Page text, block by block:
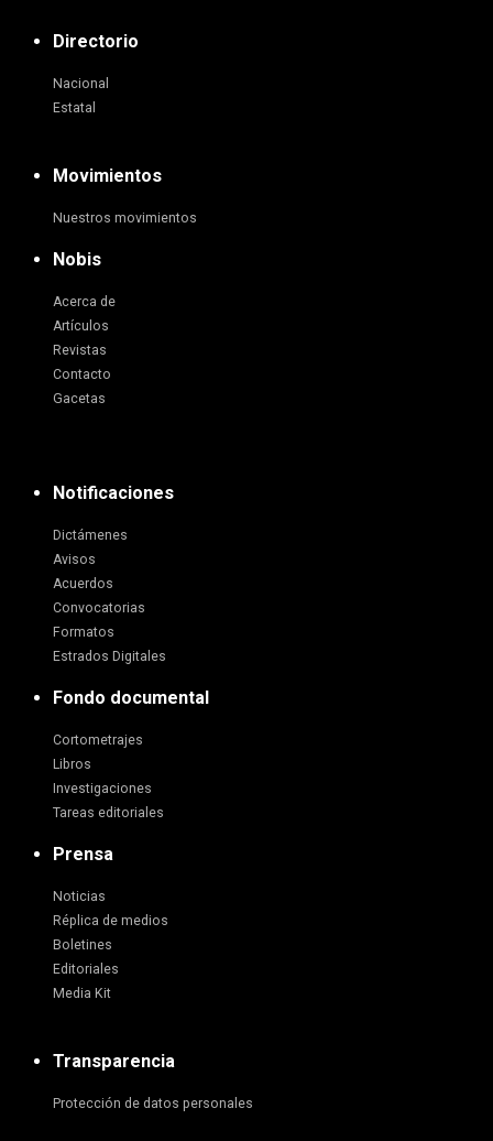
Directorio
Nacional
Estatal
Movimientos
Nuestros movimientos
Nobis
Acerca de
Artículos
Revistas
Contacto
Gacetas
Notificaciones
Dictámenes
Avisos
Acuerdos
Convocatorias
Formatos
Estrados Digitales
Fondo documental
Cortometrajes
Libros
Investigaciones
Tareas editoriales
Prensa
Noticias
Réplica de medios
Boletines
Editoriales
Media Kit
Transparencia
Protección de datos personales